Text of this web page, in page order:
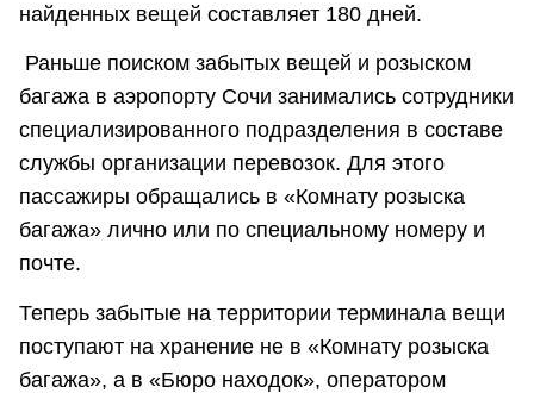
найденных вещей составляет 180 дней.
Раньше поиском забытых вещей и розыском
багажа в аэропорту Сочи занимались сотрудники
специализированного подразделения в составе
службы организации перевозок. Для этого
пассажиры обращались в «Комнату розыска
багажа» лично или по специальному номеру и
почте.
Теперь забытые на территории терминала вещи
поступают на хранение не в «Комнату розыска
багажа», а в «Бюро находок», оператором